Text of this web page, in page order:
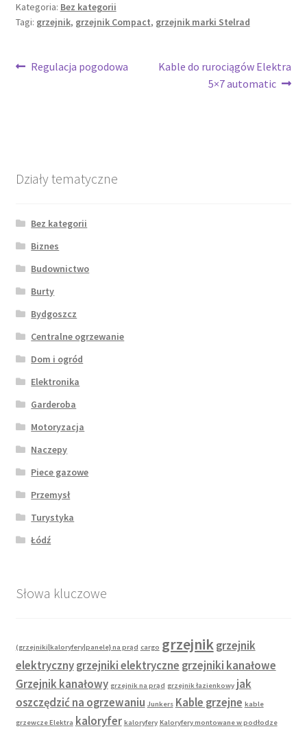
Kategoria: Bez kategorii
Tagi: grzejnik, grzejnik Compact, grzejnik marki Stelrad
Nawigacja
Poprzedni
Regulacja pogodowa
Następny
Kable do rurociągów Elektra
5×7 automatic
Działy tematyczne
Bez kategorii
Biznes
Budownictwo
Burty
Bydgoszcz
Centralne ogrzewanie
Dom i ogród
Elektronika
Garderoba
Motoryzacja
Naczepy
Piece gazowe
Przemysł
Turystyka
Łódź
Słowa kluczowe
(grzejniki|kaloryfery|panele} na prąd cargo grzejnik grzejnik
elektryczny grzejniki elektryczne grzejniki kanałowe
Grzejnik kanałowy grzejnik na prąd grzejnik łazienkowy jak
oszczędzić na ogrzewaniu Junkers Kable grzejne kable
grzewcze Elektra kaloryfer kaloryfery Kaloryfery montowane w podłodze